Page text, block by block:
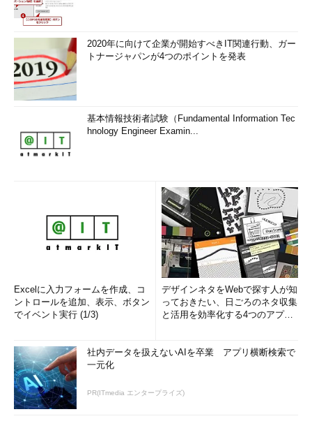
2020年に向けて企業が開始すべきIT関連行動、ガー
トナージャパンが4つのポイントを発表
基本情報技術者試験（Fundamental Information Tec
hnology Engineer Examin...
Excelに入力フォームを作成、コ
ントロールを追加、表示、ボタン
でイベント実行 (1/3)
デザインネタをWebで探す人が知
っておきたい、日ごろのネタ収集
と活用を効率化する4つのアプリ
社内データを扱えないAIを卒業 アプリ横断検索で
一元化
PR(ITmedia エンタープライズ)